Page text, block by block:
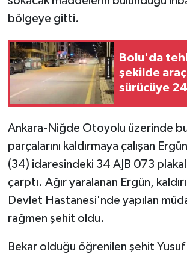
bölgeye gitti.
Bolu'da
şekilde
sürücüye
Ankara-Niğde Otoyolu üzerinde
parçalarını kaldırmaya çalışan
(34) idaresindeki 34 AJB 073
çarptı. Ağır yaralanan Ergün,
Devlet Hastanesi'nde yapılan
rağmen şehit oldu.
Bekar olduğu öğrenilen şehit